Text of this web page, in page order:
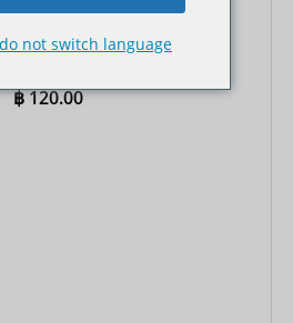
Vé
Chợ nổi Pattaya
฿120.00
not switch language